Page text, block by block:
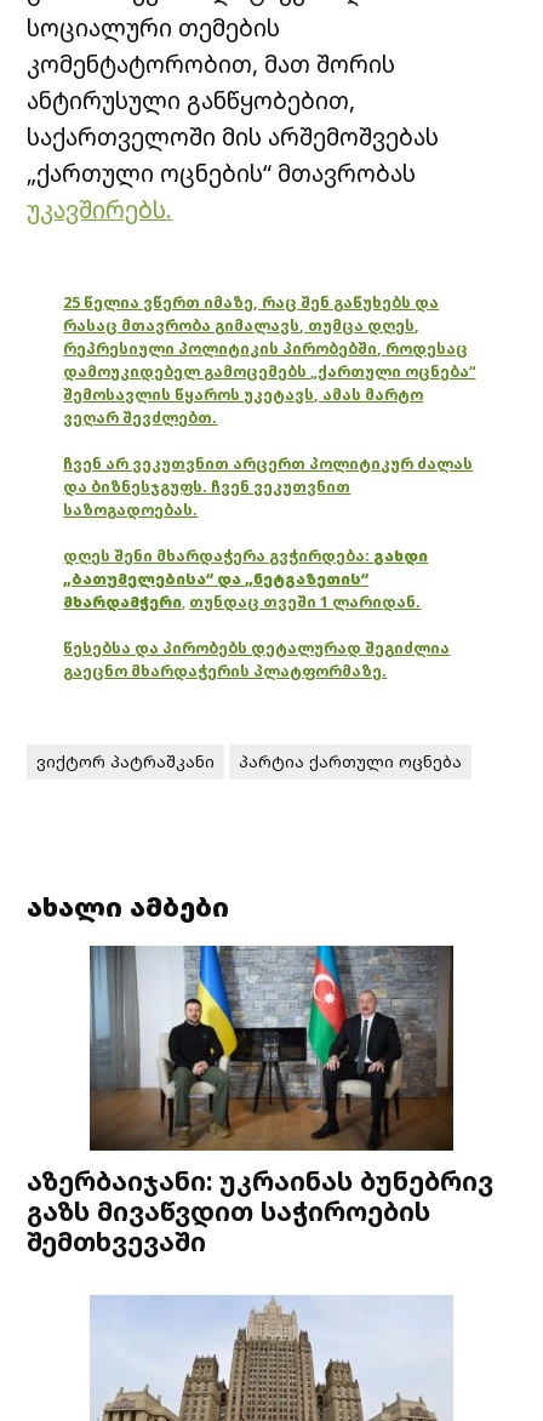
სოციალური თემების
კომენტატორობით, მათ შორის
ანტირუსული განწყობებით,
საქართველოში მის არშემოშვებას
„ქართული ოცნების“ მთავრობას
უკავშირებს.
25 წელია ვწერთ იმაზე, რაც შენ გაწუხებს და
რასაც მთავრობა გიმალავს, თუმცა დღეს,
რეპრესიული პოლიტიკის პირობებში, როდესაც
დამოუკიდებელ გამოცემებს „ქართული ოცნება“
შემოსავლის წყაროს უკეტავს, ამას მარტო
ვეღარ შევძლებთ.
ჩვენ არ ვეკუთვნით არცერთ პოლიტიკურ ძალას
და ბიზნესჯგუფს. ჩვენ ვეკუთვნით
საზოგადოებას.
დღეს შენი მხარდაჭერა გვჭირდება: გახდი
„ბათუმელებისა“ და „ნეტგაზეთის“
მხარდამჭერი, თუნდაც თვეში 1 ლარიდან.
წესებსა და პირობებს დეტალურად შეგიძლია
გაეცნო მხარდაჭერის პლატფორმაზე.
ვიქტორ პატრაშკანი პარტია ქართული ოცნება
ახალი ამბები
აზერბაიჯანი: უკრაინას ბუნებრივ
გაზს მივაწვდით საჭიროების
შემთხვევაში